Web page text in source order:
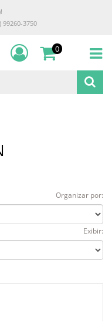
99260-3750
0
Organizar por:
Exibir: